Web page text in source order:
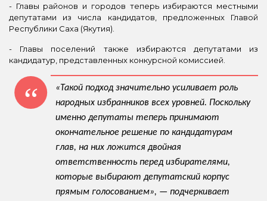
- Главы районов и городов теперь избираются местными
депутатами из числа кандидатов, предложенных Главой
Республики Саха (Якутия).
- Главы поселений также избираются депутатами из
кандидатур, представленных конкурсной комиссией.
«Такой подход значительно усиливает роль
народных избранников всех уровней. Поскольку
именно депутаты теперь принимают
окончательное решение по кандидатурам
глав, на них ложится двойная
ответственность перед избирателями,
которые выбирают депутатский корпус
прямым голосованием», — подчеркивает